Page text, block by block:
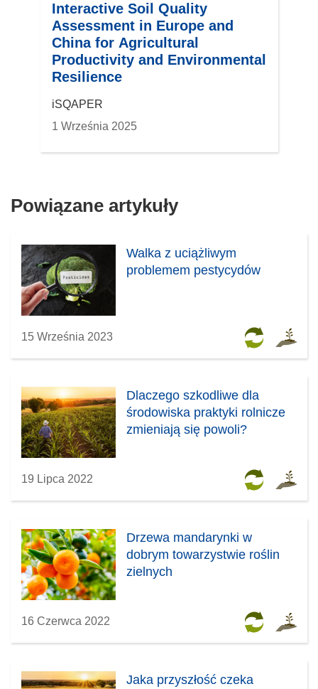
Interactive Soil Quality
Assessment in Europe and
China for Agricultural
Productivity and Environmental
Resilience
iSQAPER
1 Września 2025
Powiązane artykuły
Walka z uciążliwym
problemem pestycydów
15 Września 2023
Dlaczego szkodliwe dla
środowiska praktyki rolnicze
zmieniają się powoli?
19 Lipca 2022
Drzewa mandarynki w
dobrym towarzystwie roślin
zielnych
16 Czerwca 2022
Jaka przyszłość czeka